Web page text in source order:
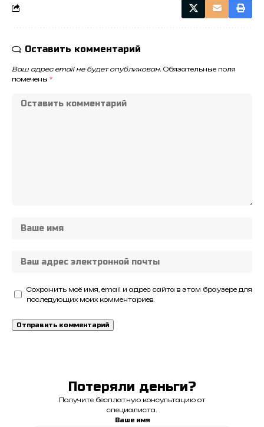
Оставить комментарий
Ваш адрес email не будет опубликован. Обязательные поля
помечены *
Сохранить моё имя, email и адрес сайта в этом браузере для
последующих моих комментариев.
Потеряли деньги?
Получите бесплатную консультацию от
специалиста.
Ваше имя